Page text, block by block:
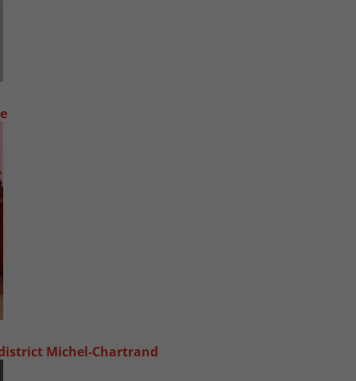
Michel‑Chartrand